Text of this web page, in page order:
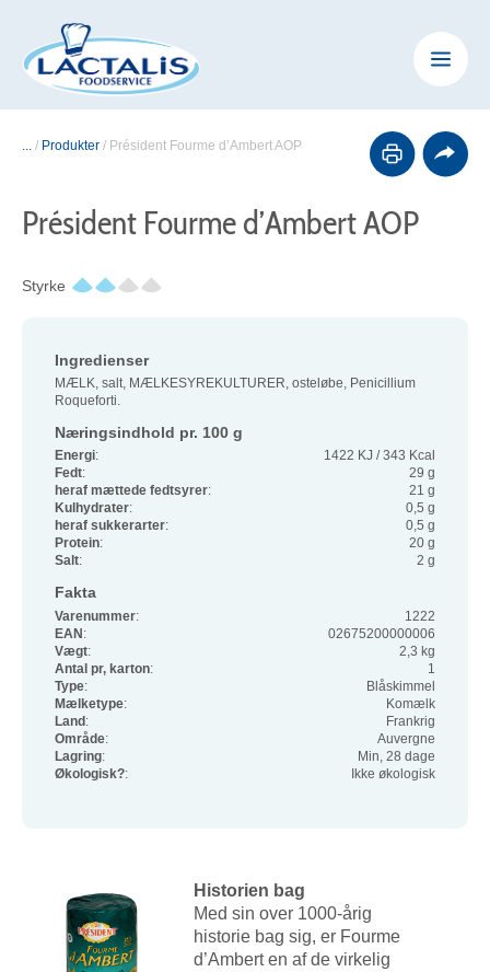
... / Produkter / Président Fourme d’Ambert AOP
Président Fourme d’Ambert AOP
Styrke
Historien bag
Med sin over 1000-årig
historie bag sig, er Fourme
d’Ambert en af de virkelig
Ingredienser
MÆLK, salt, MÆLKESYREKULTURER, osteløbe, Penicillium
Roqueforti.
Næringsindhold pr. 100 g
Energi:
1422 KJ / 343 Kcal
Fedt:
29 g
heraf mættede fedtsyrer:
21 g
Kulhydrater:
0,5 g
heraf sukkerarter:
0,5 g
Protein:
20 g
Salt: 2 g
Fakta
Varenummer:
1222
EAN:
02675200000006
Vægt:
2,3 kg
Antal pr, karton:
1
Type:
Blåskimmel
Mælketype:
Komælk
Land:
Frankrig
Område:
Auvergne
Lagring:
Min, 28 dage
Økologisk?: Ikke økologisk